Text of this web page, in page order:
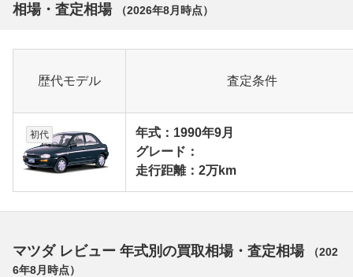
相場・査定相場
（2026年8月 時点）
歴代モデル 査定条件
初代
年式：1990年9月
グレード：
走行距離：2万km
マツダ レビュー 年式別の買取相場・査定相場 （202
6年8月 時点）